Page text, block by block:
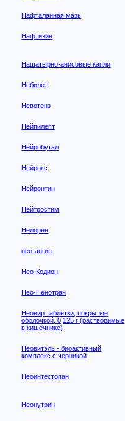
Нафталанная мазь
Нафтизин
Нашатырно-анисовые капли
Небилет
Невотенз
Нейпилепт
Нейробутал
Нейрокс
Нейронтин
Нейтростим
Нелорен
нео-ангин
Нео-Кодион
Нео-Пенотран
Неовир таблетки, покрытые
оболочкой, 0,125 г (растворимые
в кишечнике)
Неовитэль - биоактивный
комплекс с черникой
Неоинтестопан
Неонутрин